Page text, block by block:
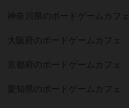
神奈川県のボードゲームカフェ
大阪府のボードゲームカフェ
京都府のボードゲームカフェ
愛知県のボードゲームカフェ